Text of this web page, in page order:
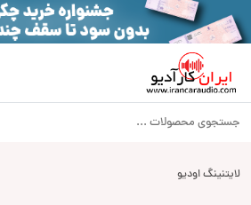
لایتنینگ اودیو